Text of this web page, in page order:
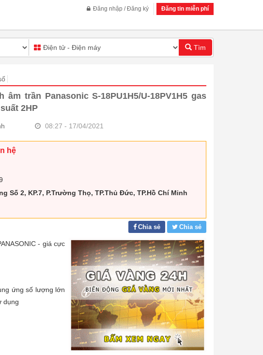
Đăng tin miễn phí
Đăng nhập / Đăng ký
Tìm
âm trần Panasonic S-18PU1H5/U-18PV1H5 gas
2HP
08:27 - 17/04/2021
hệ
Số 2, KP.7, P.Trường Thọ, TP.Thủ Đức, TP.Hồ Chí Minh
Chia sẻ Chia sẻ
- giá cực
ứng số lượng lớn
dụng